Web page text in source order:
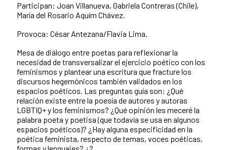
Participan: Joan Villanueva, Gabriela Contreras (Chile),
María del Rosario Aquím Chávez.
Provoca: César Antezana/Flavia Lima.
Mesa de diálogo entre poetas para reflexionar la
necesidad de transversalizar el ejercicio poético con los
feminismos y plantear una escritura que fracture los
discursos hegemónicos también validados en los
espacios poéticos. Las preguntas guía son: ¿Qué
relación existe entre la poesía de autores y autoras
LGBTIQ+ y los feminismos? ¿Qué opinión les meceré la
palabra poeta y poetisa (que todavía se usa en algunos
espacios poéticos)? ¿Hay alguna especificidad en la
poética feminista, respecto de temas, voces poéticas,